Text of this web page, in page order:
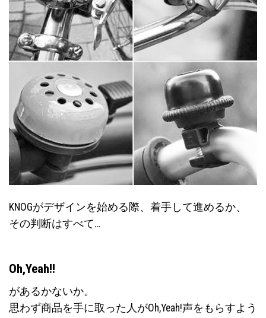
KNOGがデザインを始める際、着手して進めるか、
その判断はすべて…
Oh,Yeah!!
があるかないか。
思わず商品を手に取った人がOh,Yeah!声をもらすよう